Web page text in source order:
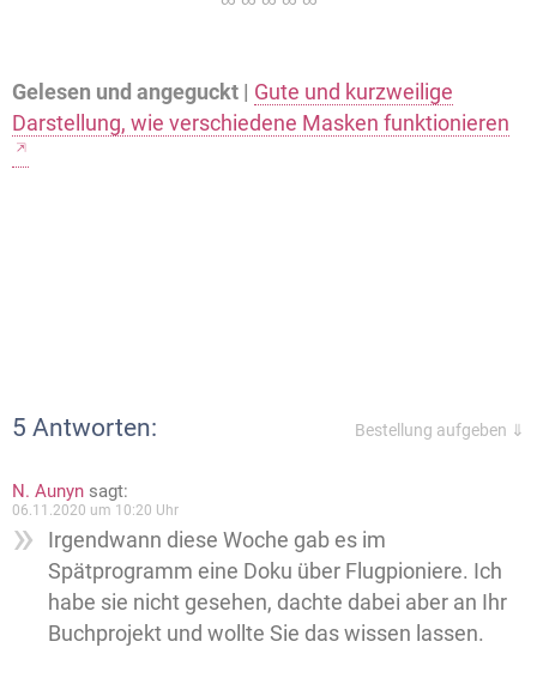
Gelesen und angeguckt | Gute und kurzweilige
Darstellung, wie verschiedene Masken funktionieren
5 Antworten: Bestellung aufgeben ⇓
N. Aunyn sagt:
06.11.2020 um 10:20 Uhr
Irgendwann diese Woche gab es im
Spätprogramm eine Doku über Flugpioniere. Ich
habe sie nicht gesehen, dachte dabei aber an Ihr
Buchprojekt und wollte Sie das wissen lassen.